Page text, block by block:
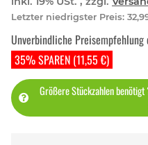
Letzter niedrigster Preis:
35% SPAREN (11,55 €)
Unverbindliche
Größere Stückzahlen